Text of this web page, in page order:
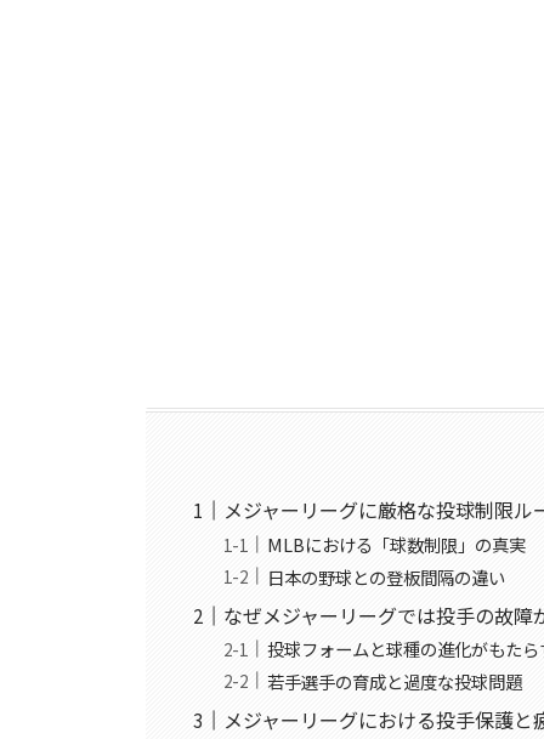
メジャーリーグに厳格な投球制限ル
MLBにおける「球数制限」の真実
日本の野球との登板間隔の違い
なぜメジャーリーグでは投手の故障
投球フォームと球種の進化がもたら
若手選手の育成と過度な投球問題
メジャーリーグにおける投手保護と